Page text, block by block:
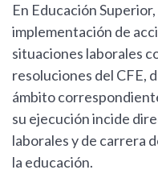
En Educación
implementación de
situaciones laborales
resoluciones del CFE,
ámbito
su ejecución incide
laborales y de carrera
la educación.